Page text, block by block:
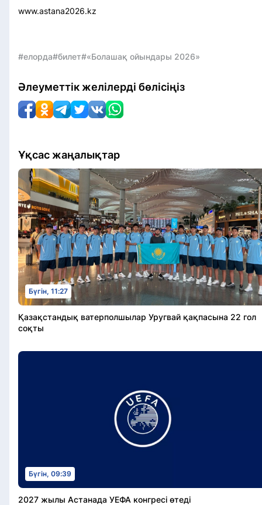
www.astana2026.kz
#елорда#билет#«Болашақ ойындары 2026»
Әлеуметтік желілерді бөлісіңіз
Ұқсас жаңалықтар
Бүгін, 11:27
Қазақстандық ватерполшылар Уругвай қақпасына 22 гол
соқты
Бүгін, 09:39
2027 жылы Астанада УЕФА конгресі өтеді